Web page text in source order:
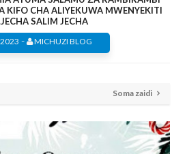
KIFO CHA ALIYEKUWA MWENYEKITI
SALIM JECHA
- MICHUZI BLOG
Soma zaidi